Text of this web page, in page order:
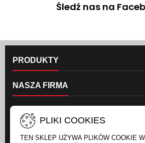
Śledź nas na
PRODUKTY
NASZA FIRMA
PLIKI COOKIES
TEN SKLEP UŻYWA PLIKÓW COOKIE
NEWSLETTER